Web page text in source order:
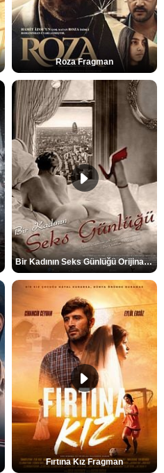
Roza Fragman
Bir Kadının Seks Günlüğü Orijinal Fragman
Fırtına Kız Fragman